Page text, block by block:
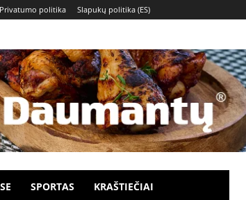
Privatumo politika Slapukų politika (ES)
SPORTAS KRAŠTIEČIAI